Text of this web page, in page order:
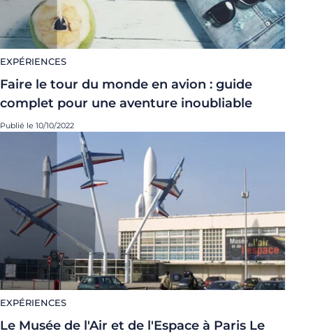
EXPÉRIENCES
Faire le tour du monde en avion : guide
complet pour une aventure inoubliable
Publié le 10/10/2022
EXPÉRIENCES
Le Musée de l'Air et de l'Espace à Paris Le